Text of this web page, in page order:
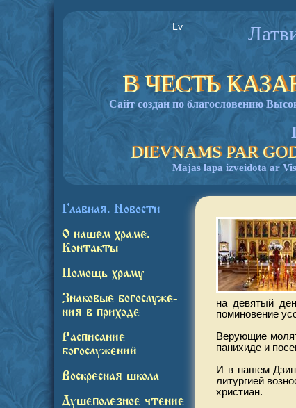
В ЧЕСТЬ
Сайт создан по благословению
DIEVNAMS PAR
Mājas lapa izveidota ar
Lv
Главная. Новости
О нашем храме.
Контакты
Помощь храму
Знаковые богослуже-
ния в приходе
Расписание
богослужений
Воскресная школа
Душеполезное чтение
на девятый
поминовение
Верующие
панихиде и
И в нашем
литургией
христиан.